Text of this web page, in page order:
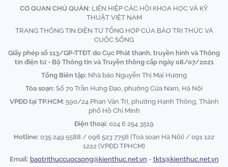
CƠ QUAN CHỦ QUẢN: LIÊN HIỆP CÁC HỘI KHOA HỌC VÀ KỸ
THUẬT VIỆT NAM
TRANG THÔNG TIN ĐIỆN TỬ TỔNG HỢP CỦA BÁO TRI THỨC VÀ
CUỘC SỐNG
Giấy phép số 113/GP-TTĐT do Cục Phát thanh, truyền hình và Thông
tin điện tử - Bộ Thông tin và Truyền thông cấp ngày 08/07/2021
Tổng Biên tập: Nhà báo Nguyễn Thị Mai Hương
Tòa soạn: Số 70 Trần Hưng Đạo, phường Cửa Nam, Hà Nội
VPĐD tại TP.HCM: 590/24 Phan Văn Trị, phường Hạnh Thông, Thành
phố Hồ Chí Minh
Điện thoại: 024 6 254 3519
Hotline: 035 249 5588 / 096 523 7756 (Toà soạn Hà Nội) / 091 122
1222 (VPĐD TPHCM)
Email: baotrithuccuocsong@kienthuc.net.vn - tkts@kienthuc.net.vn